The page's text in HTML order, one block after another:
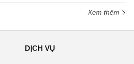
Xem thêm
DỊCH VỤ